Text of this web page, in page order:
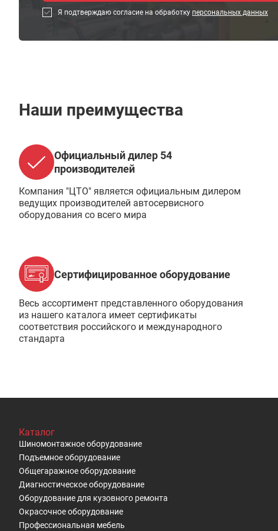
Я подтверждаю согласие на обработку персональных данных
Наши преимущества
Официальный дилер 54
производителей
Компания "ЦТО" является официальным дилером
ведущих производителей автосервисного
оборудования со всего мира
Сертифицированное оборудование
Весь ассортимент представленного оборудования
из нашего каталога имеет сертификаты
соответствия российского и международного
стандарта
Каталог
Шиномонтажное оборудование
Подъемное оборудование
Общегаражное оборудование
Диагностическое оборудование
Оборудование для кузовного ремонта
Окрасочное оборудование
Профессиональная мебель